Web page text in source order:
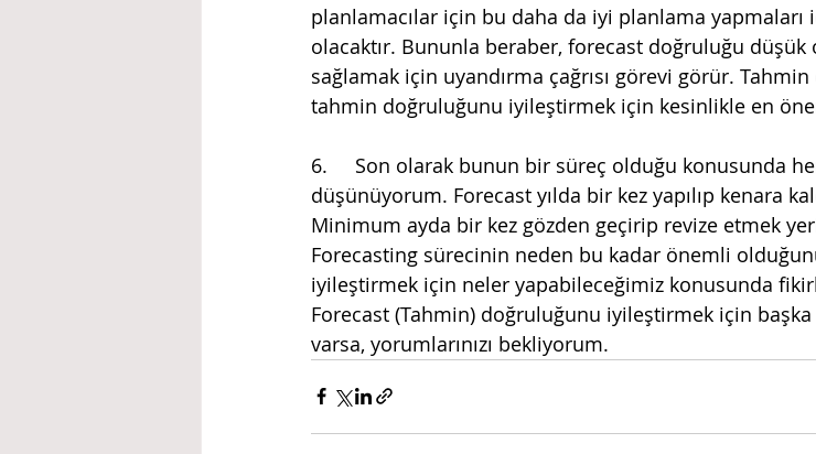
planlamacılar için bu daha da iyi planlama yapmaları
olacaktır. Bununla beraber, forecast doğruluğu düşük
sağlamak için uyandırma çağrısı görevi görür.
tahmin doğruluğunu iyileştirmek için kesinlikle en
6.	Son olarak bunun bir süreç olduğu konusunda hemfikir olduğumuzu
düşünüyorum. Forecast yılda bir kez yapılıp kenara
Minimum ayda bir kez gözden geçirip revize etmek
Forecasting sürecinin neden bu kadar önemli
iyileştirmek için neler yapabileceğimiz konusunda
Forecast (Tahmin) doğruluğunu iyileştirmek için
varsa, yorumlarınızı bekliyorum.